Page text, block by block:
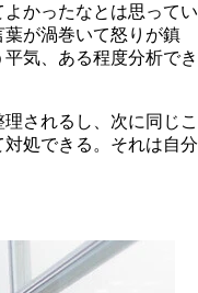
かったなとは思ってい
が渦巻いて怒りが鎮
気、ある程度分析でき
されるし、次に同じこ
処できる。それは自分